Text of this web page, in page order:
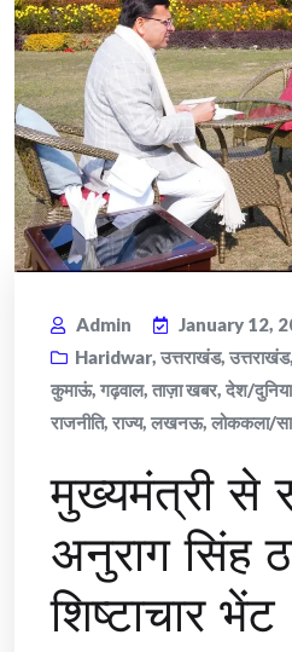
Admin
January 12,
Haridwar, उत्तराखंड, उत्तराखंड,
कुमाऊं, गढ़वाल, ताज़ा खबर, देश/दुनिया
राजनीति, राज्य, लखनऊ, लोककला/
मुख्यमंत्री से
अनुराग सिंह
शिष्टाचार भेंट